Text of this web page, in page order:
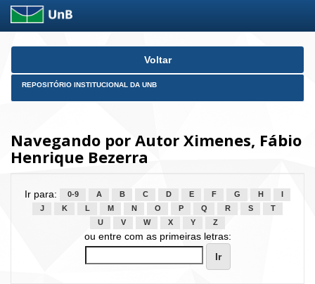
Skip
Voltar
REPOSITÓRIO INSTITUCIONAL DA UNB
Navegando por Autor Ximenes, Fábio
Henrique Bezerra
Ir para: 0-9 A B C D E F G H
J
K L M N O P Q R S
T
U
V W X Y Z
ou entre com as primeiras letras: